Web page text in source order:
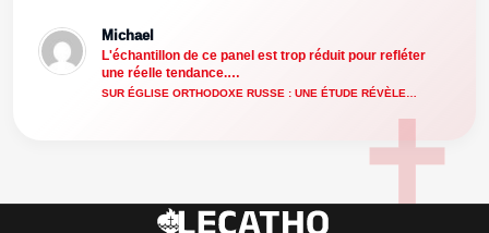
Michael
L'échantillon de ce panel est trop réduit pour refléter
une réelle tendance.…
SUR ÉGLISE ORTHODOXE RUSSE : UNE ÉTUDE RÉVÈLE…